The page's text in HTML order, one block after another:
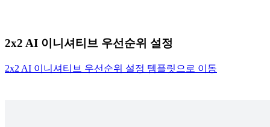
2x2 AI 이니셔티브 우선순위 설정
2x2 AI 이니셔티브 우선순위 설정 템플릿으로 이동